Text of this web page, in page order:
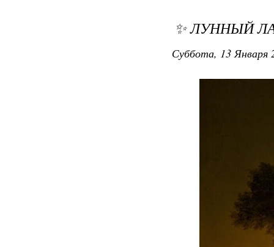
✨ ЛУННЫЙ
Суббота, 13 Января